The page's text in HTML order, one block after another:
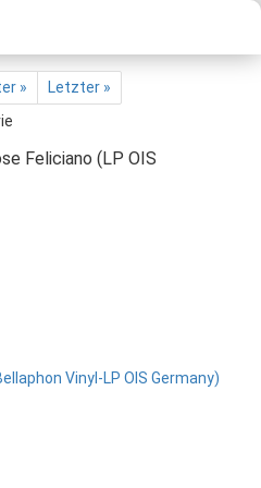
»
Letzter »
Feliciano (LP OIS